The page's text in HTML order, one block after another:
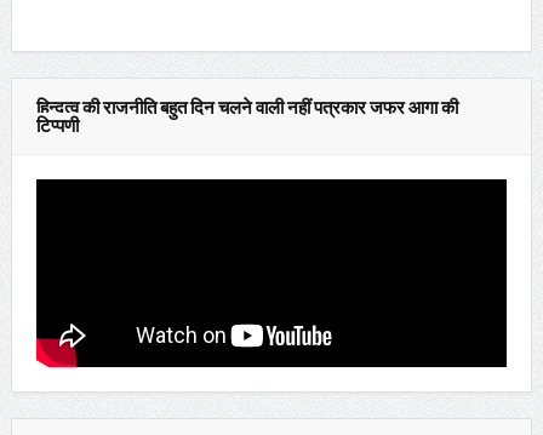
हिन्दुत्व की राजनीति बहुत दिन चलने वाली नहीं पत्रकार जफर आगा की
टिप्पणी